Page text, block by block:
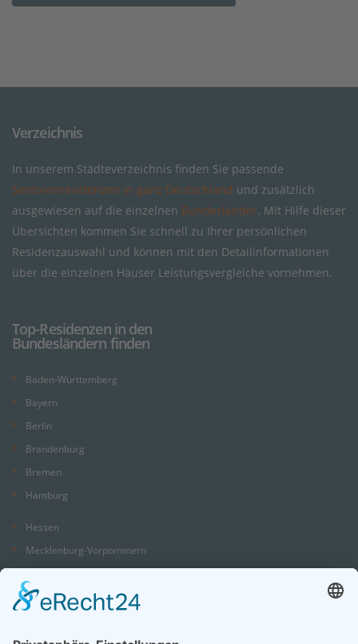
Verzeichnis
In unserem Städteverzeichnis finden Sie passende
Seniorenresidenzen in ganz Deutschland und zusätzlich
ausgewiesen auf die einzelnen Bundesländer. Mit Hilfe dieser
Übersichten kommen Sie schnell zu Ihrer persönlichen
Residenzauswahl und können mit den Detailinformationen
über die einzelnen Häuser Leistungsvergleiche vornehmen.
Top-Residenzen in den
Bundesländern finden
Baden-Württemberg
Bayern
Berlin
Brandenburg
Bremen
Hamburg
Hessen
Mecklenburg-Vorpommern
Niedersachsen
Nordrhein-Westfalen